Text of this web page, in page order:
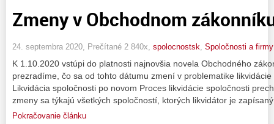
Zmeny v Obchodnom
24. septembra 2020, Prečítané 2 840x, spolocnostsk, Spoločnosti a
K 1.10.2020 vstúpi do platnosti najnovšia novela Obchodného
prezradíme, čo sa od tohto dátumu zmení v problematike
Likvidácia spoločnosti po novom Proces likvidácie spoločnosti
zmeny sa týkajú všetkých spoločností, ktorých likvidátor je
Pokračovanie článku